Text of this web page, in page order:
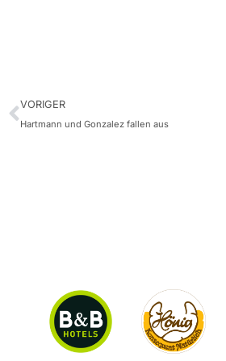
VORIGER
Hartmann und Gonzalez fallen aus